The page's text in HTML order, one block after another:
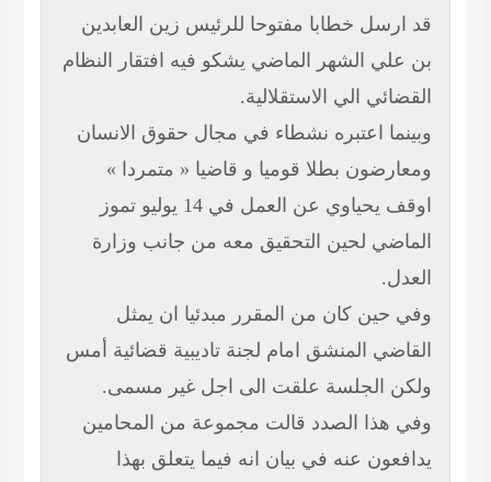
خطابا مفتوحا للرئيس زين العابدين
الشهر الماضي يشكو فيه افتقار النظام
الي الاستقلالية.
اعتبره نشطاء في مجال حقوق الانسان
بطلا قوميا و قاضيا « متمردا »
اوقف يحياوي عن العمل في 14 يوليو تموز
لحين التحقيق معه من جانب وزارة
كان من المقرر مبدئيا ان يمثل
المنشق امام لجنة تاديبية قضائية أمس
علقت الى اجل غير مسمى.
الصدد قالت مجموعة من المحامين
عنه في بيان انه فيما يتعلق بهذا